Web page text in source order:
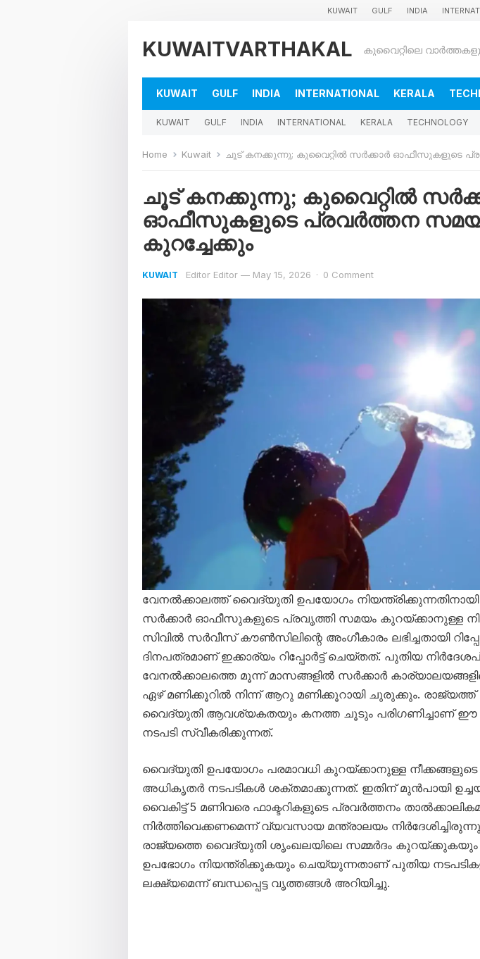
KUWAIT GULF INDIA
KUWAITVARTHAKAL
KUWAIT GULF INDIA INTERNATIONAL KERALA
KUWAIT GULF INDIA INTERNATIONAL KERALA TECHNOLOGY
Home Kuwait ചൂട് കനക്കുന്നു; കുവൈറ്റിൽ സർക്കാർ ഓഫീസുകളുടെ
ചൂട് കനക്കുന്നു; കുവൈറ്റിൽ
ഓഫീസുകളുടെ പ്രവർത്തന
കുറച്ചേക്കും
KUWAIT Editor Editor — May 15, 2026 · 0 Comment
വേനൽക്കാലത്ത് വൈദ്യുതി ഉപയോഗം
സർക്കാർ ഓഫീസുകളുടെ പ്രവൃത്തി സമയം കുറയ്ക്കാനുള്ള
സിവിൽ സർവീസ് കൗൺസിലിന്റെ അംഗീകാരം ലഭിച്ചതായി
ദിനപത്രമാണ് ഇക്കാര്യം റിപ്പോർട്ട് ചെയ്തത്. പുതിയ
വേനൽക്കാലത്തെ മൂന്ന് മാസങ്ങളിൽ സർക്കാർ
ഏഴ് മണിക്കൂറിൽ നിന്ന് ആറു മണിക്കൂറായി ചുരുക്കും.
വൈദ്യുതി ആവശ്യകതയും കനത്ത ചൂടും പരിഗണിച്ചാണ്
നടപടി സ്വീകരിക്കുന്നത്.
വൈദ്യുതി ഉപയോഗം പരമാവധി കുറയ്ക്കാനുള്ള നീക്കങ്ങളുടെ
അധികൃതർ നടപടികൾ ശക്തമാക്കുന്നത്. ഇതിന് മുൻപായി
വൈകിട്ട് 5 മണിവരെ ഫാക്ടറികളുടെ പ്രവർത്തനം
നിർത്തിവെക്കണമെന്ന് വ്യവസായ മന്ത്രാലയം
രാജ്യത്തെ വൈദ്യുതി ശൃംഖലയിലെ സമ്മർദം കുറയ്ക്കുകയും
ഉപഭോഗം നിയന്ത്രിക്കുകയും ചെയ്യുന്നതാണ് പുതിയ
ലക്ഷ്യമെന്ന് ബന്ധപ്പെട്ട വൃത്തങ്ങൾ അറിയിച്ചു.